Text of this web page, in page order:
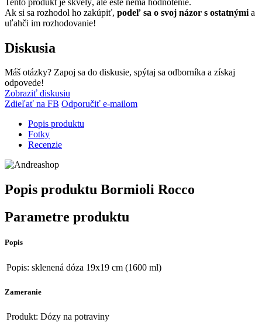
Ak si sa rozhodol ho zakúpiť, podeľ sa o svoj názor s ostatnými a
uľahči im rozhodovanie!
Diskusia
Máš otázky? Zapoj sa do diskusie, spýtaj sa odborníka a získaj
odpovede!
Zobraziť diskusiu
Zdieľať na FB Odporučiť e-mailom
Popis produktu
Fotky
Recenzie
Popis produktu Bormioli Rocco
Parametre produktu
Popis
Popis: sklenená dóza 19x19 cm (1600 ml)
Zameranie
Produkt: Dózy na potraviny